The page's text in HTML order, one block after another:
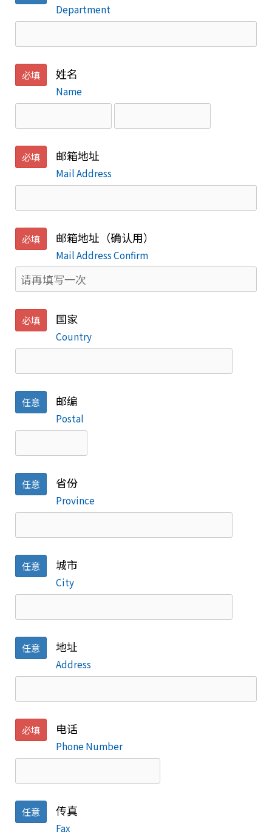
Department
必填 姓名
Name
必填 邮箱地址
Mail Address
必填 邮箱地址（确认用）
Mail Address Confirm
必填 国家
Country
任意 邮编
Postal
任意 省份
Province
任意 城市
City
任意 地址
Address
必填 电话
Phone Number
任意 传真
Fax